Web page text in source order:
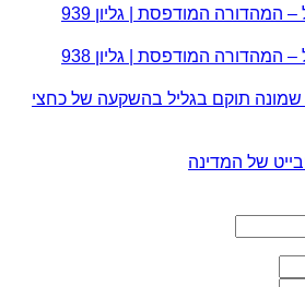
המהדורה המודפסת | גליון 939
המהדורה המודפסת | גליון 938
שמונה תוקם בגליל בהשקעה של כחצי
של המדינה